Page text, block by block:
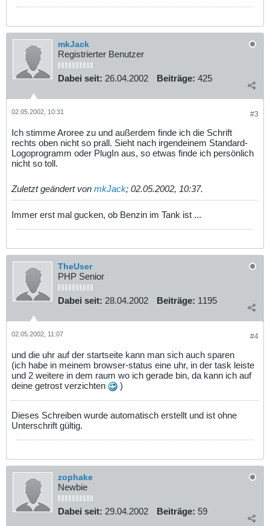
mkJack
Registrierter Benutzer
Dabei seit: 26.04.2002 Beiträge: 425
#3
02.05.2002, 10:31
Ich stimme Aroree zu und außerdem finde ich die Schrift
rechts oben nicht so prall. Sieht nach irgendeinem Standard-
Logoprogramm oder PlugIn aus, so etwas finde ich persönlich
nicht so toll.
Zuletzt geändert von mkJack; 02.05.2002, 10:37.
Immer erst mal gucken, ob Benzin im Tank ist ...
TheUser
PHP Senior
Dabei seit: 28.04.2002 Beiträge: 1195
#4
02.05.2002, 11:07
und die uhr auf der startseite kann man sich auch sparen
(ich habe in meinem browser-status eine uhr, in der task leiste
und 2 weitere in dem raum wo ich gerade bin, da kann ich auf
deine getrost verzichten
)
Dieses Schreiben wurde automatisch erstellt und ist ohne
Unterschrift gültig.
zophake
Newbie
Dabei seit: 29.04.2002 Beiträge: 59